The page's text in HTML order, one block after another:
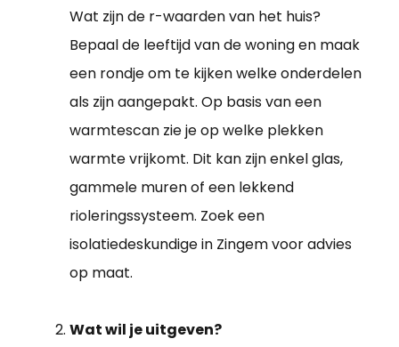
Wat zijn de r-waarden van het huis?
Bepaal de leeftijd van de woning en maak
een rondje om te kijken welke onderdelen
als zijn aangepakt. Op basis van een
warmtescan zie je op welke plekken
warmte vrijkomt. Dit kan zijn enkel glas,
gammele muren of een lekkend
rioleringssysteem. Zoek een
isolatiedeskundige in Zingem voor advies
op maat.
Wat wil je uitgeven?